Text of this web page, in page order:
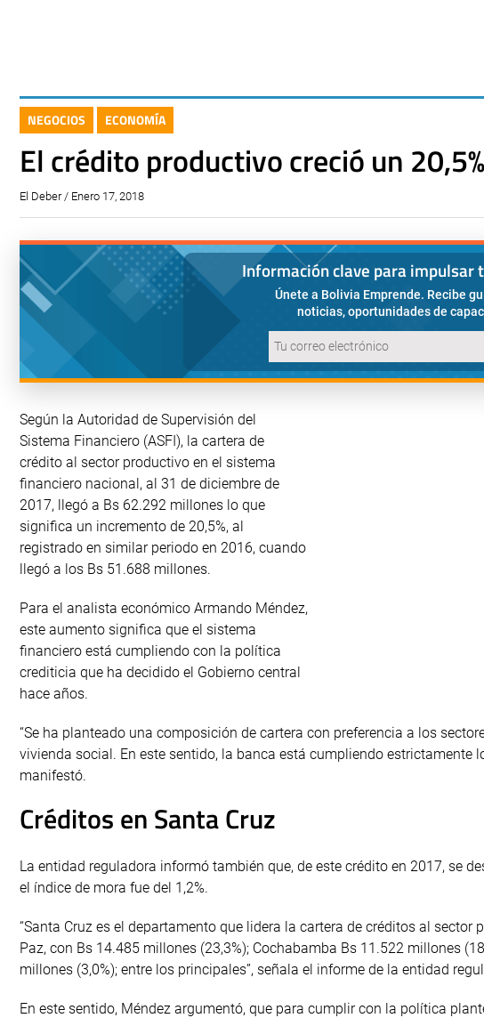
NEGOCIOS ECONOMÍA
El crédito productivo creció un
El Deber / Enero 17, 2018
Información clave para impulsar
Únete a Bolivia Emprende. Recibe
noticias, oportunidades de
Según la Autoridad de Supervisión del
Sistema Financiero (ASFI), la cartera de
crédito al sector productivo en el sistema
financiero nacional, al 31 de diciembre de
2017, llegó a Bs 62.292 millones lo que
significa un incremento de 20,5%, al
registrado en similar periodo en 2016, cuando
llegó a los Bs 51.688 millones.
Para el analista económico Armando Méndez,
este aumento significa que el sistema
financiero está cumpliendo con la política
crediticia que ha decidido el Gobierno central
hace años.
“Se ha planteado una composición de cartera con preferencia a los
vivienda social. En este sentido, la banca está cumpliendo estrictamente
manifestó.
Créditos en Santa Cruz
La entidad reguladora informó también que, de este crédito en 2017, se
el índice de mora fue del 1,2%.
“Santa Cruz es el departamento que lidera la cartera de créditos al
Paz, con Bs 14.485 millones (23,3%); Cochabamba Bs 11.522 millones
millones (3,0%); entre los principales”, señala el informe de la entidad
En este sentido, Méndez argumentó, que para cumplir con la política